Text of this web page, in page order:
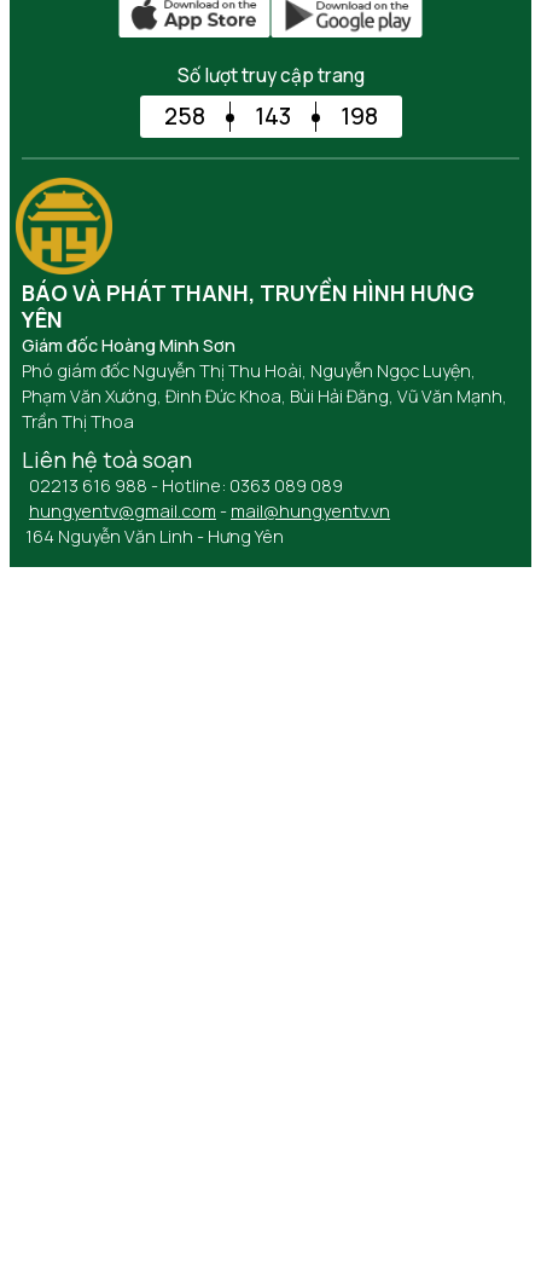
Số lượt truy cập trang
258 143 198
BÁO VÀ PHÁT THANH, TRUYỀN HÌNH HƯNG
YÊN
Giám đốc Hoàng Minh Sơn
Phó giám đốc Nguyễn Thị Thu Hoài, Nguyễn Ngọc Luyện,
Phạm Văn Xướng, Đinh Đức Khoa, Bùi Hải Đăng, Vũ Văn Mạnh,
Trần Thị Thoa
Liên hệ toà soạn
02213 616 988 - Hotline: 0363 089 089
hungyentv@gmail.com - mail@hungyentv.vn
164 Nguyễn Văn Linh - Hưng Yên